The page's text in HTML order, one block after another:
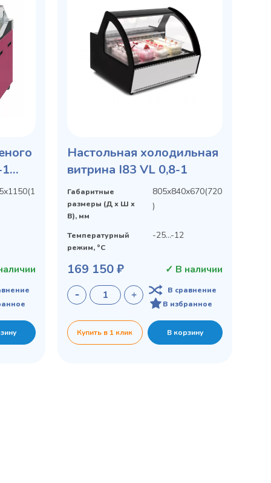
Настольная холодильная
витрина I83 VL 0,8-1
Габаритные
размеры (Д х Ш х
В), мм
805х840х670(720
)
Температурный
режим, °C
-25...-12
169 150 ₽ ✓ В наличии
В сравнение
В избранное
Купить в 1 клик В корзину